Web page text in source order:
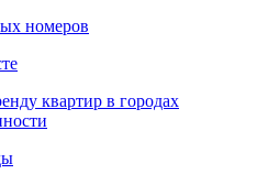
номеров
квартир в городах